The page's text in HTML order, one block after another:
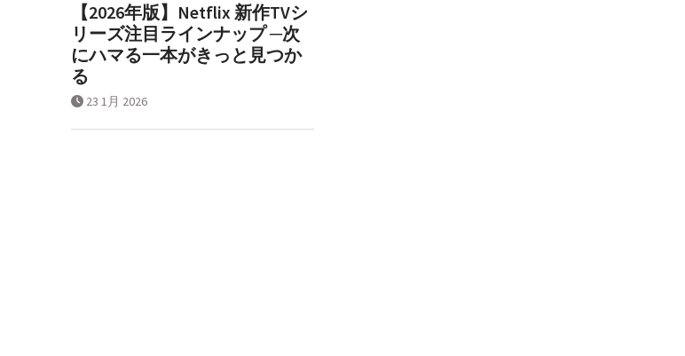
【2026年版】Netflix 新作TVシ
リーズ注目ラインナップ ─次
にハマる一本がきっと見つか
る
23 1月 2026